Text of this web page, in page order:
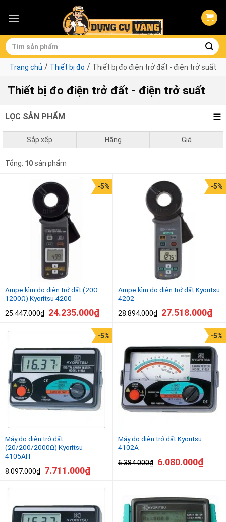
Tìm
kiếm:
Trang chủ / Thiết bị đo / Thiết bị đo điện trở đất - điện trở suất
Thiết bị đo điện trở đất - điện trở suất
LỌC SẢN PHẨM
Sắp xếp
Mặc định
Giá cao đến thấp
Hãng
Kyoritsu
Giá
0₫-1.000.000₫
3.000.000₫-10.000.000 ₫
10.000.000 ₫- 38.685.000
Tổng: 10sản phẩm
Ampe kìm đo điện trở đất (20Ω –
1200Ω) Kyoritsu 4200
25.447.000₫
-5%
24.235.000₫
Ampe kìm đo điện trở đất Kyoritsu
4202
28.894.000₫
-5%
27.518.000₫
Máy đo điện trở đất
(20/200/2000Ω) Kyoritsu
4105AH
8.097.000₫
-5%
7.711.000₫
Máy đo điện trở đất Kyoritsu
4102A
6.384.000₫
-5%
6.080.000₫